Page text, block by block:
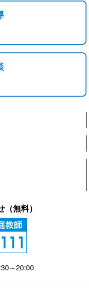
無料）
～20:00